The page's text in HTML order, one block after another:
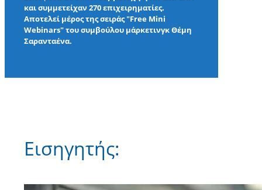
και συμμετείχαν 270 επιχειρηματίες.
Αποτελεί μέρος της σειράς "Free Mini
Webinars" του συμβούλου μάρκετινγκ Θέμη
Σαρανταένα.
Εισηγητής: